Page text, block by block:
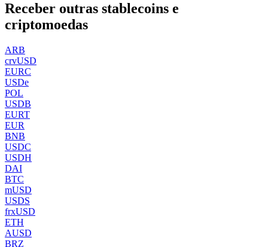
Receber outras stablecoins e
criptomoedas
ARB
crvUSD
EURC
USDe
POL
USDB
EURT
EUR
BNB
USDC
USDH
DAI
BTC
mUSD
USDS
frxUSD
ETH
AUSD
BRZ